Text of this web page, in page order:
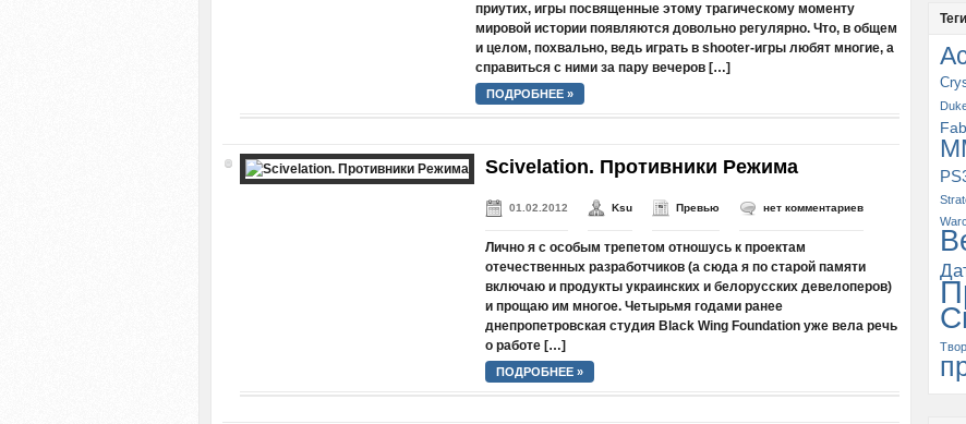
приутих, игры посвященные этому трагическому моменту
мировой истории появляются довольно регулярно. Что, в общем
и целом, похвально, ведь играть в shooter-игры любят многие, а
справиться с ними за пару вечеров […]
ПОДРОБНЕЕ »
Scivelation. Противники Режима
01.02.2012 Ksu Превью нет комментариев
Лично я с особым трепетом отношусь к проектам
отечественных разработчиков (а сюда я по старой памяти
включаю и продукты украинских и белорусских девелоперов)
и прощаю им многое. Четырьмя годами ранее
днепропетровская студия Black Wing Foundation уже вела речь
о работе […]
ПОДРОБНЕЕ »
Теги